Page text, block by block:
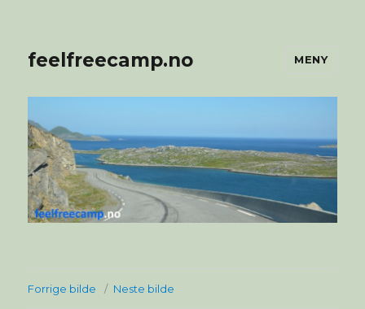
feelfreecamp.no MENY
Forrige bilde Neste bilde